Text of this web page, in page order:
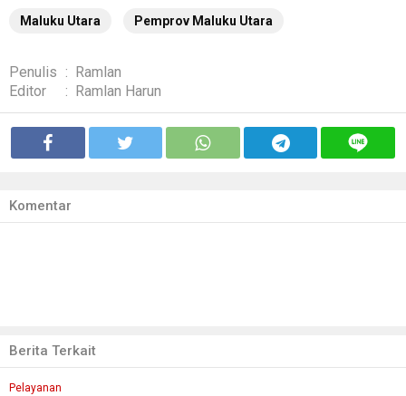
Maluku Utara Pemprov Maluku Utara
Penulis :
Ramlan
Editor
: Ramlan Harun
Komentar
Berita Terkait
Pelayanan